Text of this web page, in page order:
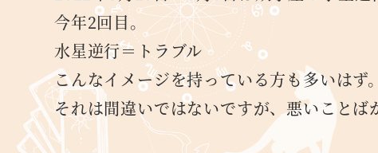
今年2回目。
水星逆行＝トラブル
こんなイメージを持っている方も多いはず。
それは間違いではないですが、悪いことば